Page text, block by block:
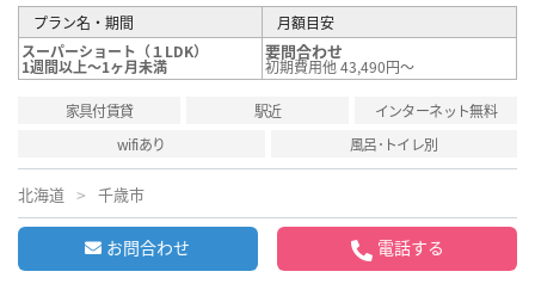
プラン名・期間
月額目安
スーパーショート（１LDK）
1週間以上～1ヶ月未満
要問合わせ
初期費用他 43,490円～
家具付賃貸 駅近
インターネット無料
wifiあり
風呂･トイレ別
北海道 千歳市
お問合わせ 電話する